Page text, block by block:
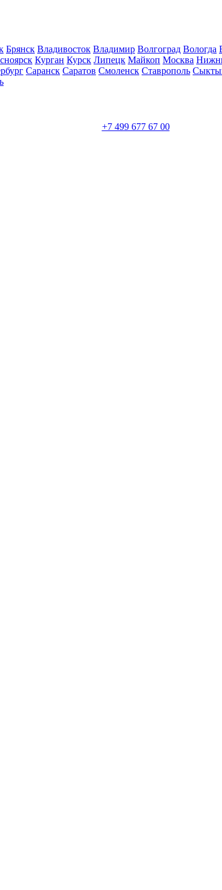
Брянск Владивосток Владимир Волгоград Вологда
Курган Курск Липецк Майкоп Москва
Саранск Саратов Смоленск Ставрополь
+7 499 677 67 00